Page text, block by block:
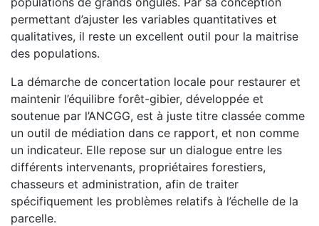
permettant d’ajuster les variables quantitatives et
qualitatives, il reste un excellent outil pour la maitrise
des populations.
La démarche de concertation locale pour restaurer et
maintenir l’équilibre forêt-gibier, développée et
soutenue par l’ANCGG, est à juste titre classée comme
un outil de médiation dans ce rapport, et non comme
un indicateur. Elle repose sur un dialogue entre les
différents intervenants, propriétaires forestiers,
chasseurs et administration, afin de traiter
spécifiquement les problèmes relatifs à l’échelle de la
parcelle.